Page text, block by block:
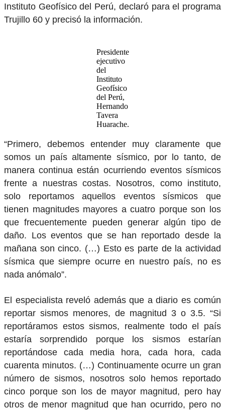
Instituto Geofísico del Perú, declaró para el programa
Trujillo 60 y precisó la información.
Presidente
ejecutivo
del
Instituto
Geofísico
del Perú,
Hernando
Tavera
Huarache.
“Primero, debemos entender muy claramente que
somos un país altamente sísmico, por lo tanto, de
manera continua están ocurriendo eventos sísmicos
frente a nuestras costas. Nosotros, como instituto,
solo reportamos aquellos eventos sísmicos que
tienen magnitudes mayores a cuatro porque son los
que frecuentemente pueden generar algún tipo de
daño. Los eventos que se han reportado desde la
mañana son cinco. (…) Esto es parte de la actividad
sísmica que siempre ocurre en nuestro país, no es
nada anómalo”.
El especialista reveló además que a diario es común
reportar sismos menores, de magnitud 3 o 3.5. “Si
reportáramos estos sismos, realmente todo el país
estaría sorprendido porque los sismos estarían
reportándose cada media hora, cada hora, cada
cuarenta minutos. (…) Continuamente ocurre un gran
número de sismos, nosotros solo hemos reportado
cinco porque son los de mayor magnitud, pero hay
otros de menor magnitud que han ocurrido, pero no